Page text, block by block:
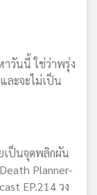
วันนี้ ใช่ว่าพรุ่ง
ละจะไม่เป็น
เป็นจุดพลิกผัน
Planner-
EP.214 วง